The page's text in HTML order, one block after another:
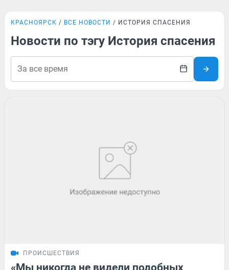
КРАСНОЯРСК ВСЕ НОВОСТИ ИСТОРИЯ СПАСЕНИЯ
Новости по тэгу История спасения
ПРОИСШЕСТВИЯ
«Мы никогда не видели подобных